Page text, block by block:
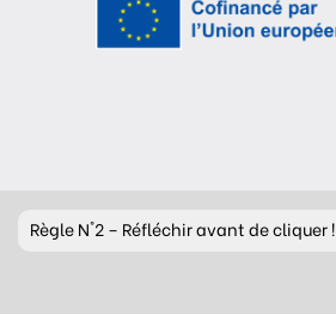
RègleN°2 – Réfléchir avant de cliquer !